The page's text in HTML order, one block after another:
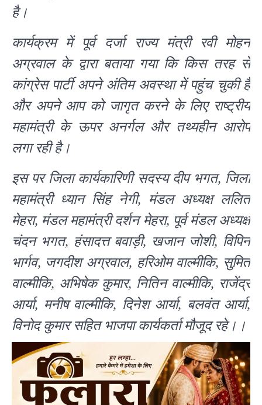
है।
कार्यक्रम में पूर्व दर्जा राज्य मंत्री रवी मोहन
अग्रवाल के द्वारा बताया गया कि किस तरह से
कांग्रेस पार्टी अपने अंतिम अवस्था में पहुंच चुकी है
और अपने आप को जागृत करने के लिए राष्ट्रीय
महामंत्री के ऊपर अनर्गल और तथ्यहीन आरोप
लगा रही है।
इस पर जिला कार्यकारिणी सदस्य दीप भगत, जिला
महामंत्री ध्यान सिंह नेगी, मंडल अध्यक्ष ललित
मेहरा, मंडल महामंत्री दर्शन मेहरा, पूर्व मंडल अध्यक्ष
चंदन भगत, हंसादत्त बवाड़ी, खजान जोशी, विपिन
भार्गव, जगदीश अग्रवाल, हरिओम वाल्मीकि, सुमित
वाल्मीकि, अभिषेक कुमार, नितिन वाल्मीकि, राजेंद्र
आर्या, मनीष वाल्मीकि, दिनेश आर्या, बलवंत आर्या,
विनोद कुमार सहित भाजपा कार्यकर्ता मौजूद रहे।।